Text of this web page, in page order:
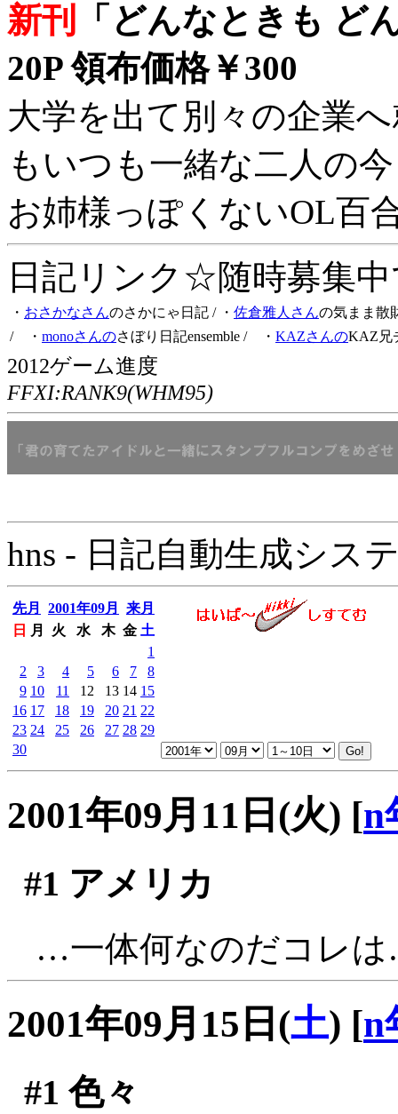
新刊
「どんなときも ど
20P 領布価格￥300
大学を出て別々の企業
もいつも一緒な二人の
お姉様っぽくないOL百
日記リンク☆随時募集
・ おさかなさんのさかにゃ日記 / ・ 佐倉雅人さんの気まま散
/ ・ monoさんのさぼり日記ensemble / ・ KAZさんのKAZ兄
2012ゲーム進度
FFXI:RANK9(WHM95)
hns - 日記自動生成シス
先月 2001年09月
来月
日
月 火 水 木 金 土
1
2
3 4 5 6 7
8
9 10 11 12 13 14 15
16 17 18 19 20 21 22
23 24 25 26 27 28 29
30
2001年09月11日(火) [n
#1 アメリカ
…一体何なのだコレ
2001年09月15日(土) [n
#1 色々